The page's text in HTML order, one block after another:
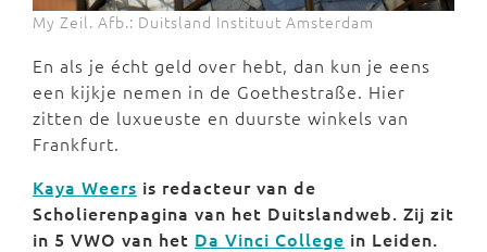
My Zeil. Afb.: Duitsland Instituut Amsterdam
En als je écht geld over hebt, dan kun je eens
een kijkje nemen in de Goethestraße. Hier
zitten de luxueuste en duurste winkels van
Frankfurt.
Kaya Weers is redacteur van de
Scholierenpagina van het Duitslandweb. Zij zit
in 5 VWO van het Da Vinci College in Leiden.